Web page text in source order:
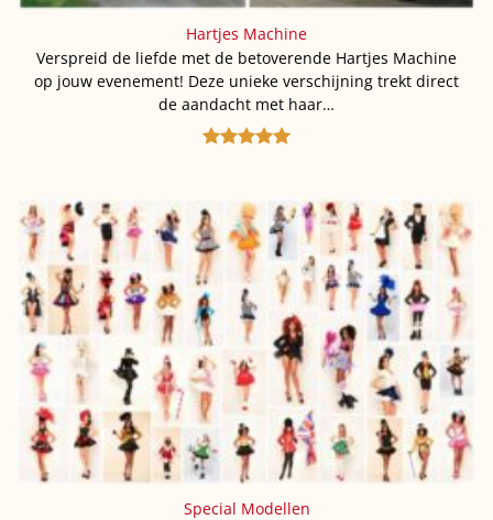
Hartjes Machine
Verspreid de liefde met de betoverende Hartjes Machine
op jouw evenement! Deze unieke verschijning trekt direct
de aandacht met haar…
Special Modellen